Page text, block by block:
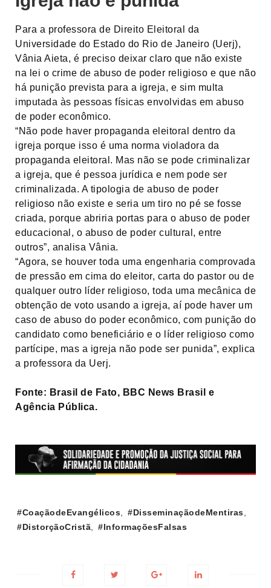
Para a professora de Direito Eleitoral da
Universidade do Estado do Rio de Janeiro (Uerj),
Vânia Aieta, é preciso deixar claro que não existe
na lei o crime de abuso de poder religioso e que não
há punição prevista para a igreja, e sim multa
imputada às pessoas físicas envolvidas em abuso
de poder econômico.
“Não pode haver propaganda eleitoral dentro da
igreja porque isso é uma norma violadora da
propaganda eleitoral. Mas não se pode criminalizar
a igreja, que é pessoa jurídica e nem pode ser
criminalizada. A tipologia de abuso de poder
religioso não existe e seria um tiro no pé se fosse
criada, porque abriria portas para o abuso de poder
educacional, o abuso de poder cultural, entre
outros”, analisa Vânia.
“Agora, se houver toda uma engenharia comprovada
de pressão em cima do eleitor, carta do pastor ou de
qualquer outro líder religioso, toda uma mecânica de
obtenção de voto usando a igreja, aí pode haver um
caso de abuso do poder econômico, com punição do
candidato como beneficiário e o líder religioso como
partícipe, mas a igreja não pode ser punida”, explica
a professora da Uerj.
Fonte: Brasil de Fato, BBC News Brasil e
Agência Pública.
Tags:
#CoaçãodeEvangélicos #DisseminaçãodeMentiras
#DistorçãoCristã
#InformaçõesFalsas